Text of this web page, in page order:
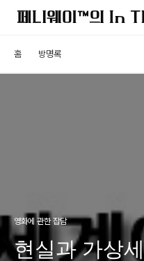
홈 방명록
영화에 관한 잡담
현실과 가상